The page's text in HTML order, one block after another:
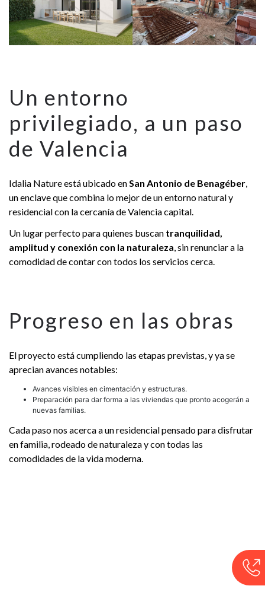
Un entorno
privilegiado, a un paso
de Valencia
Idalia Nature está ubicado en San Antonio de Benagéber
un enclave que combina lo mejor de un entorno natural y
residencial con la cercanía de Valencia capital.
Un lugar perfecto para quienes buscan tranquilidad,
amplitud y conexión con la naturaleza , sin renunciar a la
comodidad de contar con todos los servicios cerca.
Progreso en las obras
El proyecto está cumpliendo las etapas previstas, y ya se
aprecian avances notables:
Avances visibles en cimentación y estructuras.
Preparación para dar forma a las viviendas que pronto acogerán a
nuevas familias.
Cada paso nos acerca a un residencial pensado para disfrutar
en familia, rodeado de naturaleza y con todas las
comodidades de la vida moderna.